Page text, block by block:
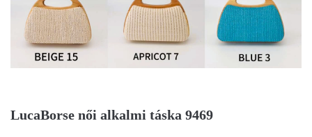
LucaBorse női alkalmi táska 9469